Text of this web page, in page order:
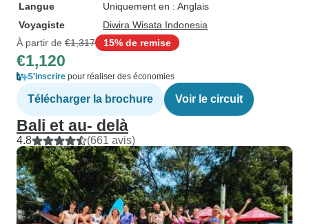
Langue
Uniquement en : Anglais
Voyagiste
Diwira Wisata Indonesia
À partir de €1,317 15% de remise
€1,120
S'inscrire pour réaliser des économies
Télécharger la brochure Voir le circuit
Bali et au- delà
4.8 (661 avis)